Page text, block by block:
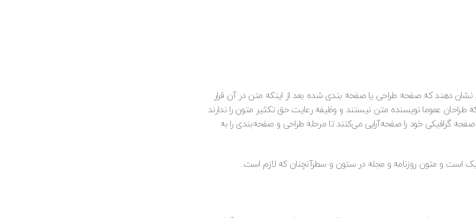
دهند که صفحه طراحی یا صفحه بندی شده بعد از اینکه متن در آن قرار
طراحان عموما نویسنده متن نیستند و وظیفه رعایت حق تکثیر متون را ندارند
گرافیکی خود را صفحه‌آرایی می‌کنند تا مرحله طراحی و صفحه‌بندی را به
است و متون روزنامه و مجله در ستون و سطرآنچنان که لازم است.